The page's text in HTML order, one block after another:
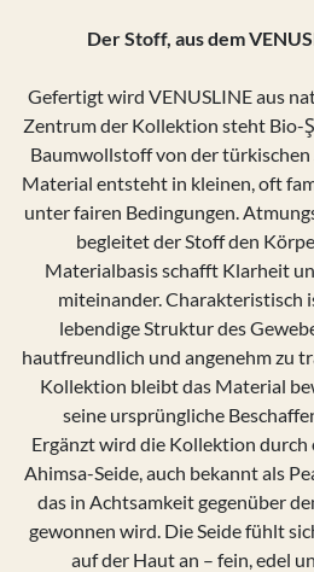
Der Stoff, aus dem
Gefertigt wird VENUSLINE aus
Zentrum der Kollektion steht Bio-
Baumwollstoff von der türkischen
Material entsteht in kleinen, oft
unter fairen Bedingungen.
begleitet der Stoff den
Materialbasis schafft Klarheit
miteinander. Charakteristisch
lebendige Struktur des
hautfreundlich und angenehm zu
Kollektion bleibt das Material
seine ursprüngliche
Ergänzt wird die Kollektion durch
Ahimsa-Seide, auch bekannt als
das in Achtsamkeit gegenüber
gewonnen wird. Die Seide fühlt
auf der Haut an – fein, edel